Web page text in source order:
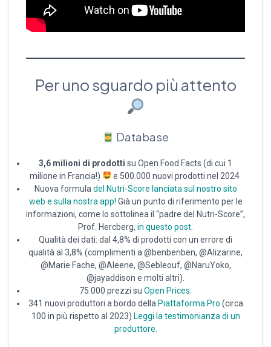
Per uno sguardo più attento
Database
3,6 milioni di prodotti su Open Food Facts (di cui 1
milione in Francia!)
e 500.000 nuovi prodotti nel 2024
Nuova formula del Nutri-Score lanciata sul nostro sito
web e sulla nostra app! Già un punto di riferimento per le
informazioni, come lo sottolinea il “padre del Nutri-Score”,
Prof. Hercberg, in questo post
Qualità dei dati: dal 4,8% di prodotti con un errore di
qualità al 3,8% (complimenti a @benbenben, @Alizarine,
@Marie Fache, @Aleene, @Sebleouf, @NaruYoko,
@jayaddison e molti altri).
75.000 prezzi su Open Prices
341 nuovi produttori a bordo della Piattaforma Pro (circa
100 in più rispetto al 2023) Leggi la testimonianza di un
produttore